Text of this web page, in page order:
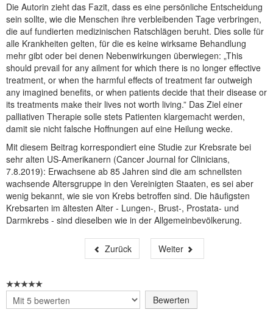
Die Autorin zieht das Fazit, dass es eine persönliche Entscheidung
sein sollte, wie die Menschen ihre verbleibenden Tage verbringen,
die auf fundierten medizinischen Ratschlägen beruht. Dies solle für
alle Krankheiten gelten, für die es keine wirksame Behandlung
mehr gibt oder bei denen Nebenwirkungen überwiegen: „This
should prevail for any ailment for which there is no longer effective
treatment, or when the harmful effects of treatment far outweigh
any imagined benefits, or when patients decide that their disease or
its treatments make their lives not worth living.” Das Ziel einer
palliativen Therapie solle stets Patienten klargemacht werden,
damit sie nicht falsche Hoffnungen auf eine Heilung wecke.
Mit diesem Beitrag korrespondiert eine Studie zur Krebsrate bei
sehr alten US-Amerikanern (Cancer Journal for Clinicians,
7.8.2019): Erwachsene ab 85 Jahren sind die am schnellsten
wachsende Altersgruppe in den Vereinigten Staaten, es sei aber
wenig bekannt, wie sie von Krebs betroffen sind. Die häufigsten
Krebsarten im ältesten Alter - Lungen-, Brust-, Prostata- und
Darmkrebs - sind dieselben wie in der Allgemeinbevölkerung.
Zurück Weiter
Bitte
bewerten